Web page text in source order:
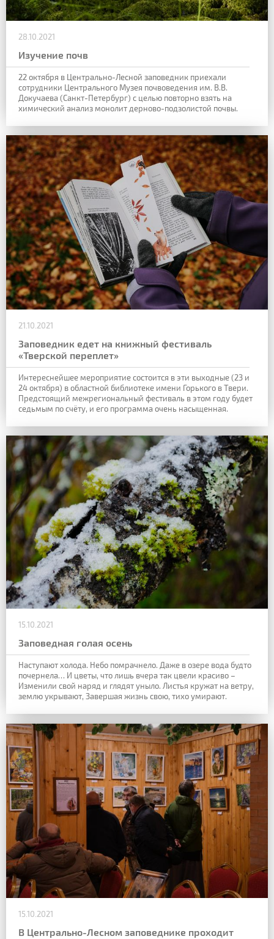
28.10.2021
Изучение почв
22 октября в Центрально-Лесной заповедник приехали
сотрудники Центрального Музея почвоведения им. В.В.
Докучаева (Санкт-Петербург) с целью повторно взять на
химический анализ монолит дерново-подзолистой почвы.
21.10.2021
Заповедник едет на книжный фестиваль
«Тверской переплет»
Интереснейшее мероприятие состоится в эти выходные (23 и
24 октября) в областной библиотеке имени Горького в Твери.
Предстоящий межрегиональный фестиваль в этом году будет
седьмым по счёту, и его программа очень насыщенная.
15.10.2021
Заповедная голая осень
Наступают холода. Небо помрачнело. Даже в озере вода будто
почернела… И цветы, что лишь вчера так цвели красиво –
Изменили свой наряд и глядят уныло. Листья кружат на ветру,
землю укрывают, Завершая жизнь свою, тихо умирают.
15.10.2021
В Центрально-Лесном заповеднике проходит